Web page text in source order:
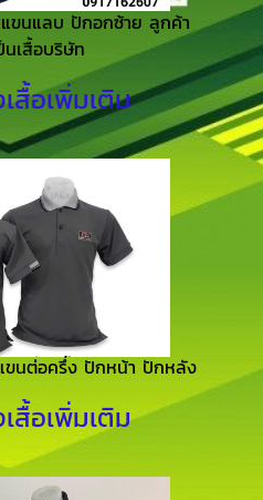
แขนแลบ ปักอกซ้าย ลูกค้า
เสื้อบริษัท
สื้อเพิ่มเติม
ขนต่อครึ่ง ปักหน้า ปักหลัง
สื้อเพิ่มเติม